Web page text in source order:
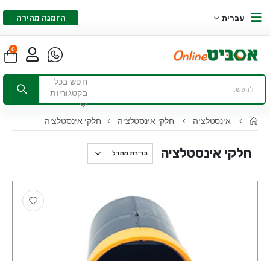
עברית הזמנה מהירה
0
חפש בכל
בקטגוריות
אינסטלציה חלקי אינסטלציה חלקי אינסטלציה
חלקי אינסטלציה